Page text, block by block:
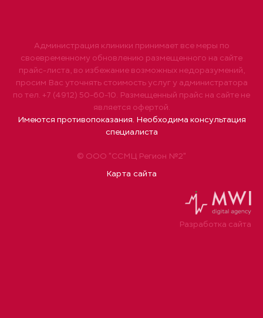
© ООО "ССМЦ Регион №2"
Карта сайта
Администрация клиники принимает все меры по
своевременному обновлению размещенного на сайте
прайс-листа, во избежание возможных недоразумений,
просим Вас уточнять стоимость услуг у администратора
по тел. +7 (4912) 50-60-10. Размещенный прайс на сайте не
является офертой.
Имеются противопоказания. Необходима консультация
специалиста
Разработка сайта